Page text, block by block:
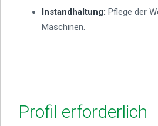
Instandhaltung: Pflege der
Maschinen.
Profil erforderlich